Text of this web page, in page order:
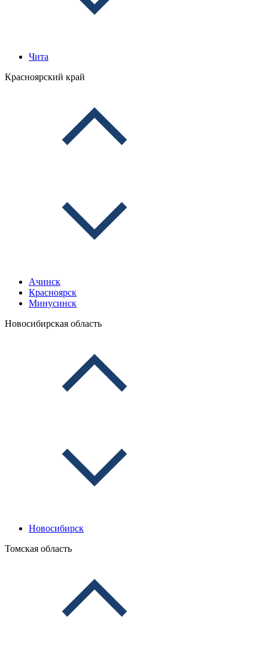
Чита
Красноярский край
Ачинск
Красноярск
Минусинск
Новосибирская область
Новосибирск
Томская область